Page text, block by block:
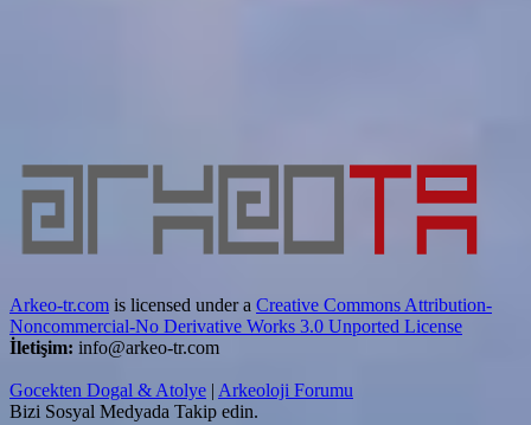
Arkeo-tr.com is licensed under a Creative Commons Attribution-
Noncommercial-No Derivative Works 3.0 Unported License
İletişim: info@arkeo-tr.com
Gocekten Dogal & Atolye | Arkeoloji Forumu
Bizi Sosyal Medyada Takip edin.